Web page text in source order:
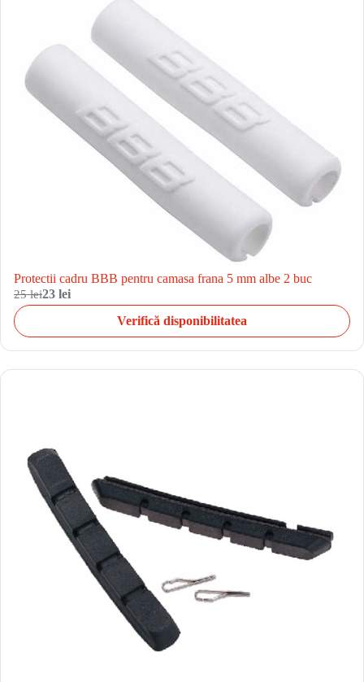
Protectii cadru BBB pentru camasa frana 5 mm albe 2 buc
25 lei23 lei
Verifică disponibilitatea